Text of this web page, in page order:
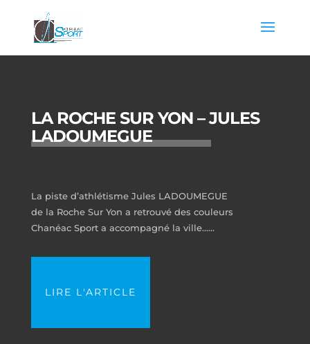
LA ROCHE SUR YON – JULES
LADOUMEGUE
La piste d’athlétisme Jules LADOUMEGUE
de la Roche Sur Yon a retrouvé des couleurs
Chanéac Sport a accompagné la ville…...
LIRE L'ARTICLE